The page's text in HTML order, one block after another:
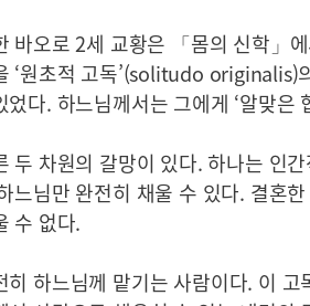
바오로 2세 교황은 「몸의 신학」
‘원초적 고독’(solitudo originalis)
다. 하느님께서는 그에게 ‘알맞은
두 차원의 갈망이 있다. 하나는 인
느님만 완전히 채울 수 있다. 결혼
수 없다.
히 하느님께 맡기는 사람이다. 이